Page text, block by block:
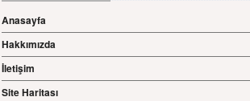
Anasayfa
Hakkımızda
İletişim
Site Haritası